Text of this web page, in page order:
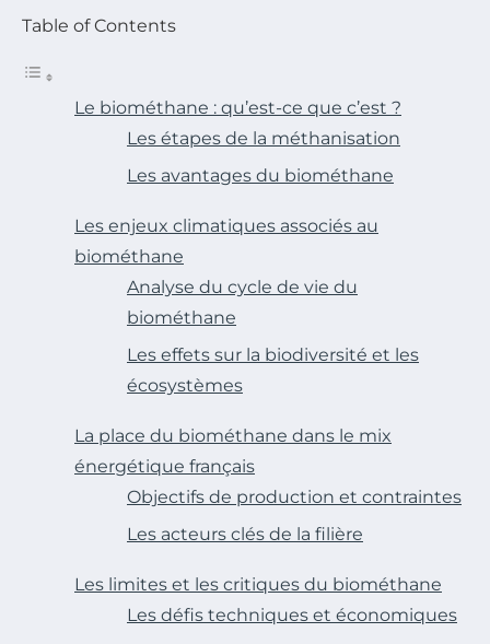
Table of Contents
Le biométhane : qu’est-ce que c’est ?
Les étapes de la méthanisation
Les avantages du biométhane
Les enjeux climatiques associés au
biométhane
Analyse du cycle de vie du
biométhane
Les effets sur la biodiversité et les
écosystèmes
La place du biométhane dans le mix
énergétique français
Objectifs de production et contraintes
Les acteurs clés de la filière
Les limites et les critiques du biométhane
Les défis techniques et économiques